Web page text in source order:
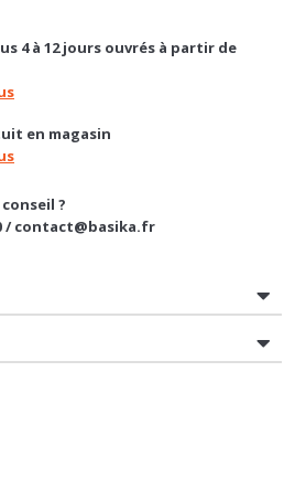
4 à 12 jours ouvrés à partir de
en magasin
?
/ contact@basika.fr